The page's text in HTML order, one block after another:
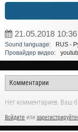
21.05.2018 10:36
Sound language:
RUS -
Провайдер видео:
Нет комментариев. Ваш
Войдите или